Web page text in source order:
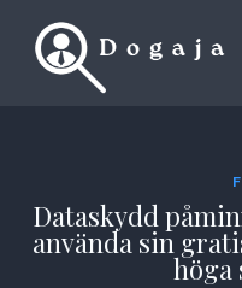
Dataskydd
använda sin
höga